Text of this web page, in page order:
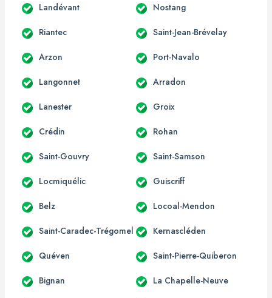
Landévant Nostang
Riantec Saint-Jean-Brévelay
Arzon Port-Navalo
Langonnet Arradon
Lanester Groix
Crédin Rohan
Saint-Gouvry Saint-Samson
Locmiquélic Guiscriff
Belz Locoal-Mendon
Saint-Caradec-Trégomel Kernascléden
Quéven Saint-Pierre-Quiberon
Bignan La Chapelle-Neuve